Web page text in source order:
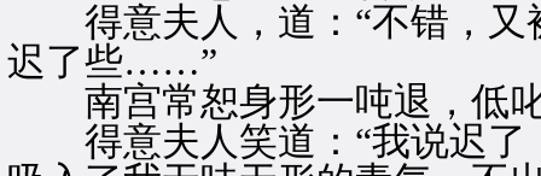
得意夫人，道：“不错，又
迟了些……”
南宫常恕身形一吨退，低叱
得意夫人笑道：“我说迟了